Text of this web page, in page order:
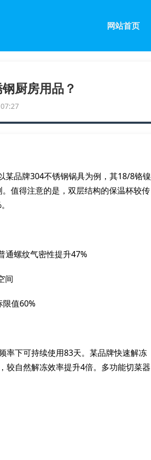
网站首页
厨房用品？
某品牌304不锈钢锅具为例，其18/8铬镍
值得注意的是，双层结构的保温杯较传
通螺纹气密性提升47%
间
限值60%
率下可持续使用83天。某品牌快速解冻
较自然解冻效率提升4倍。多功能切菜器